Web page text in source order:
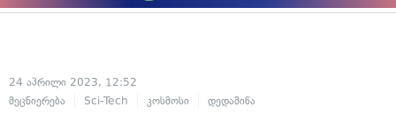
24 აპრილი 2023, 12:52
მეცნიერება
Sci-Tech კოსმოსი დედამიწა